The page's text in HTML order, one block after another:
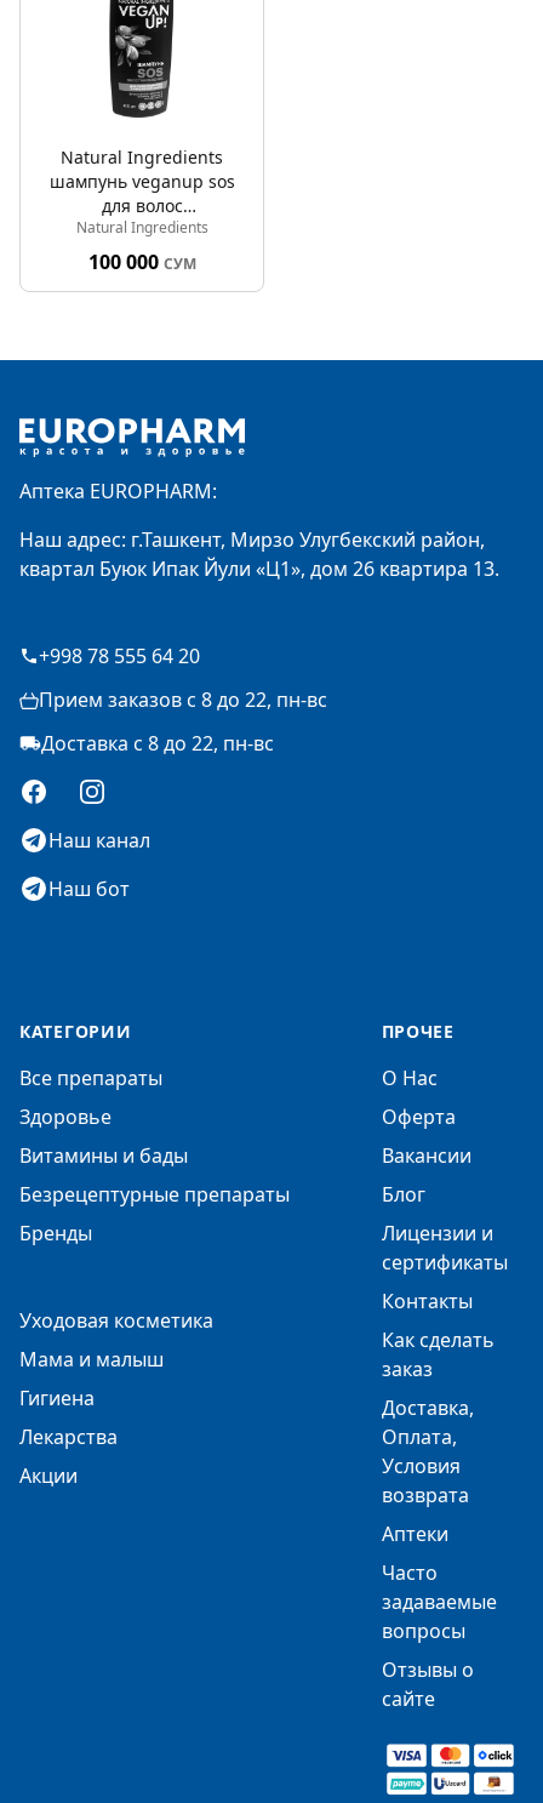
Natural Ingredients
шампунь veganup sos
для волос
восстановление 400 мл
Natural Ingredients
100 000 СУМ
Аптека EUROPHARM:
Наш адрес: г.Ташкент, Мирзо Улугбекский район,
квартал Буюк Ипак Йули «Ц1», дом 26 квартира 13.
+998 78 555 64 20
Прием заказов с 8 до 22, пн-вс
Доставка с 8 до 22, пн-вс
FacebookInstagram
Наш канал
Наш бот
КАТЕГОРИИ
Все препараты
Здоровье
Витамины и бады
Безрецептурные препараты
Бренды
Уходовая косметика
Мама и малыш
Гигиена
Лекарства
Акции
ПРОЧЕЕ
О Нас
Оферта
Вакансии
Блог
Лицензии и
сертификаты
Контакты
Как сделать
заказ
Доставка,
Оплата,
Условия
возврата
Аптеки
Часто
задаваемые
вопросы
Отзывы о
сайте